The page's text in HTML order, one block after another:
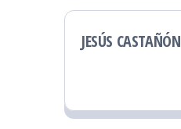
JESÚS CASTAÑÓN